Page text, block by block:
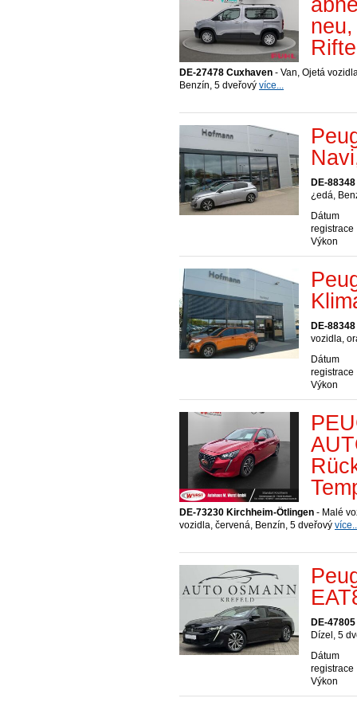
DE-27478 Cuxhaven - Van, Ojetá
Benzín, 5 dveřový více...
DE-
¿edá,
Dátum
registrace
Výkon
DE-
vozidla,
Dátum
registrace
Výkon
DE-73230 Kirchheim-Ötlingen - Malé
vozidla, červená, Benzín, 5 dveřový
DE-
Dízel, 5
Dátum
registrace
Výkon